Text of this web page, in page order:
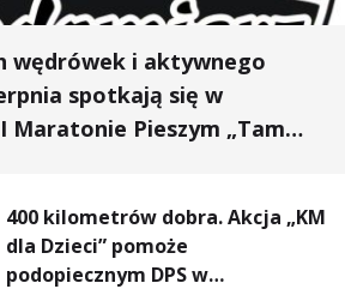
wędrówek i aktywnego
spotkają się w
Maratonie Pieszym „Tam
400 kilometrów dobra. Akcja „KM
dla Dzieci” pomoże
podopiecznym DPS w